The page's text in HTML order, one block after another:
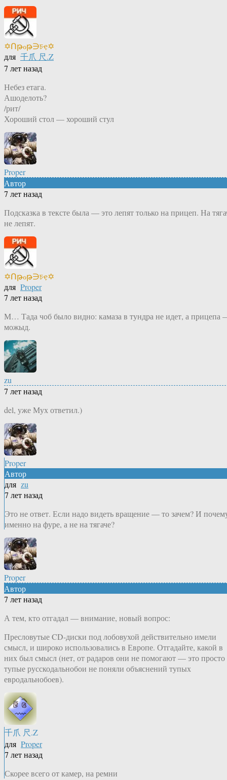
✡Ոթℴթ∋চҿ✡
для 千爪 尺.Z
7 лет назад
Небез етага.
Ашоделоть?
/рит/
Хороший стол — хороший стул
Proper
Автор
7 лет назад
Подсказка в тексте была — это лепят только на прицеп. На
не лепят.
✡Ոթℴթ∋চҿ✡
для Proper
7 лет назад
М… Тада чоб было видно: камаза в тундра не идет, а прицепа
можыд.
zu
7 лет назад
del, уже Мух ответил.)
Proper
Автор
для zu
7 лет назад
Это не ответ. Если надо видеть вращение — то зачем? И
именно на фуре, а не на тягаче?
Proper
Автор
7 лет назад
А тем, кто отгадал — внимание, новый вопрос:
Пресловутые CD-диски под лобовухой действительно имели
смысл, и широко использовались в Европе. Отгадайте, какой в
них был смысл (нет, от радаров они не помогают — это просто
тупые русскодальнобои не поняли объяснений тупых
евродальнобоев).
千爪 尺.Z
для Proper
7 лет назад
Скорее всего от камер, на ремни